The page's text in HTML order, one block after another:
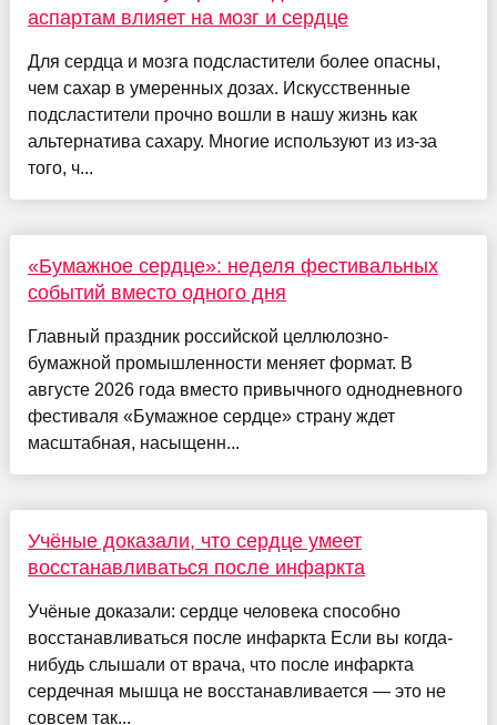
аспартам влияет на мозг и сердце
Для сердца и мозга подсластители более опасны,
чем сахар в умеренных дозах. Искусственные
подсластители прочно вошли в нашу жизнь как
альтернатива сахару. Многие используют из из-за
того, ч...
«Бумажное сердце»: неделя фестивальных
событий вместо одного дня
Главный праздник российской целлюлозно-
бумажной промышленности меняет формат. В
августе 2026 года вместо привычного однодневного
фестиваля «Бумажное сердце» страну ждет
масштабная, насыщенн...
Учёные доказали, что сердце умеет
восстанавливаться после инфаркта
Учёные доказали: сердце человека способно
восстанавливаться после инфаркта Если вы когда-
нибудь слышали от врача, что после инфаркта
сердечная мышца не восстанавливается — это не
совсем так...